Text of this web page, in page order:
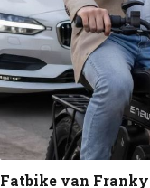
Fatbike van